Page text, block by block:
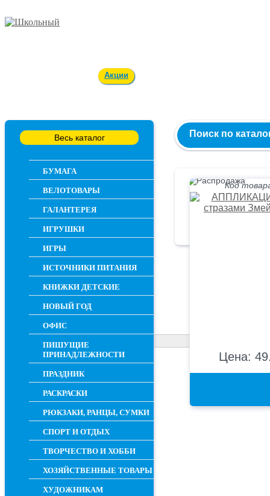
Акции
Весь каталог
БУМАГА
ВЕЛОТОВАРЫ
ГАЛАНТЕРЕЯ
ИГРУШКИ
ИГРЫ
ИСТОЧНИКИ ПИТАНИЯ
КНИЖКИ ДЕТСКИЕ
НОВЫЙ ГОД
ОФИС
ПИШУЩИЕ
ПРИНАДЛЕЖНОСТИ
ПРАЗДНИК
РАСКРАСКИ
РЮКЗАКИ, РАНЦЫ, СУМКИ
СПОРТ И ОТДЫХ
ТВОРЧЕСТВО И ХОББИ
ХОЗЯЙСТВЕННЫЕ ТОВАРЫ
ХУДОЖНИКАМ
Поиск по
Код
Цена: